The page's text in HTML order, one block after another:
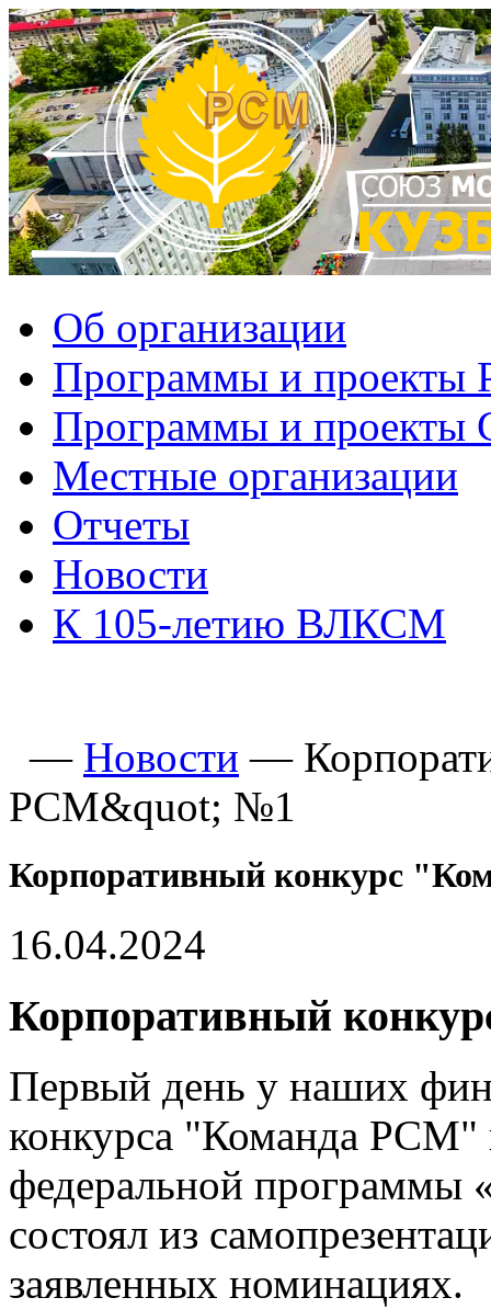
Об организации
Программы и
Программы и
Местные организации
Отчеты
Новости
К 105-летию ВЛКСМ
— Новости —
РСМ&quot; №1
Корпоративный конкурс
16.04.2024
Корпоративный
Первый день у наших
конкурса "Команда РСМ"
федеральной программы
состоял из
заявленных номинациях.